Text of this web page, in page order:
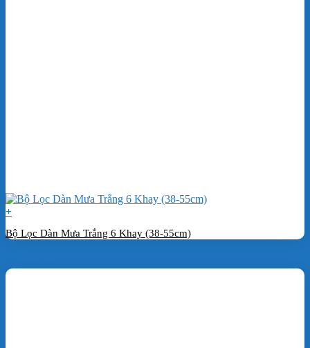
+
Bộ Lọc Dàn Mưa Trắng 6 Khay (38-55cm)